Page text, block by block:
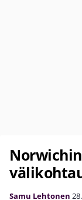
Samu Lehtonen